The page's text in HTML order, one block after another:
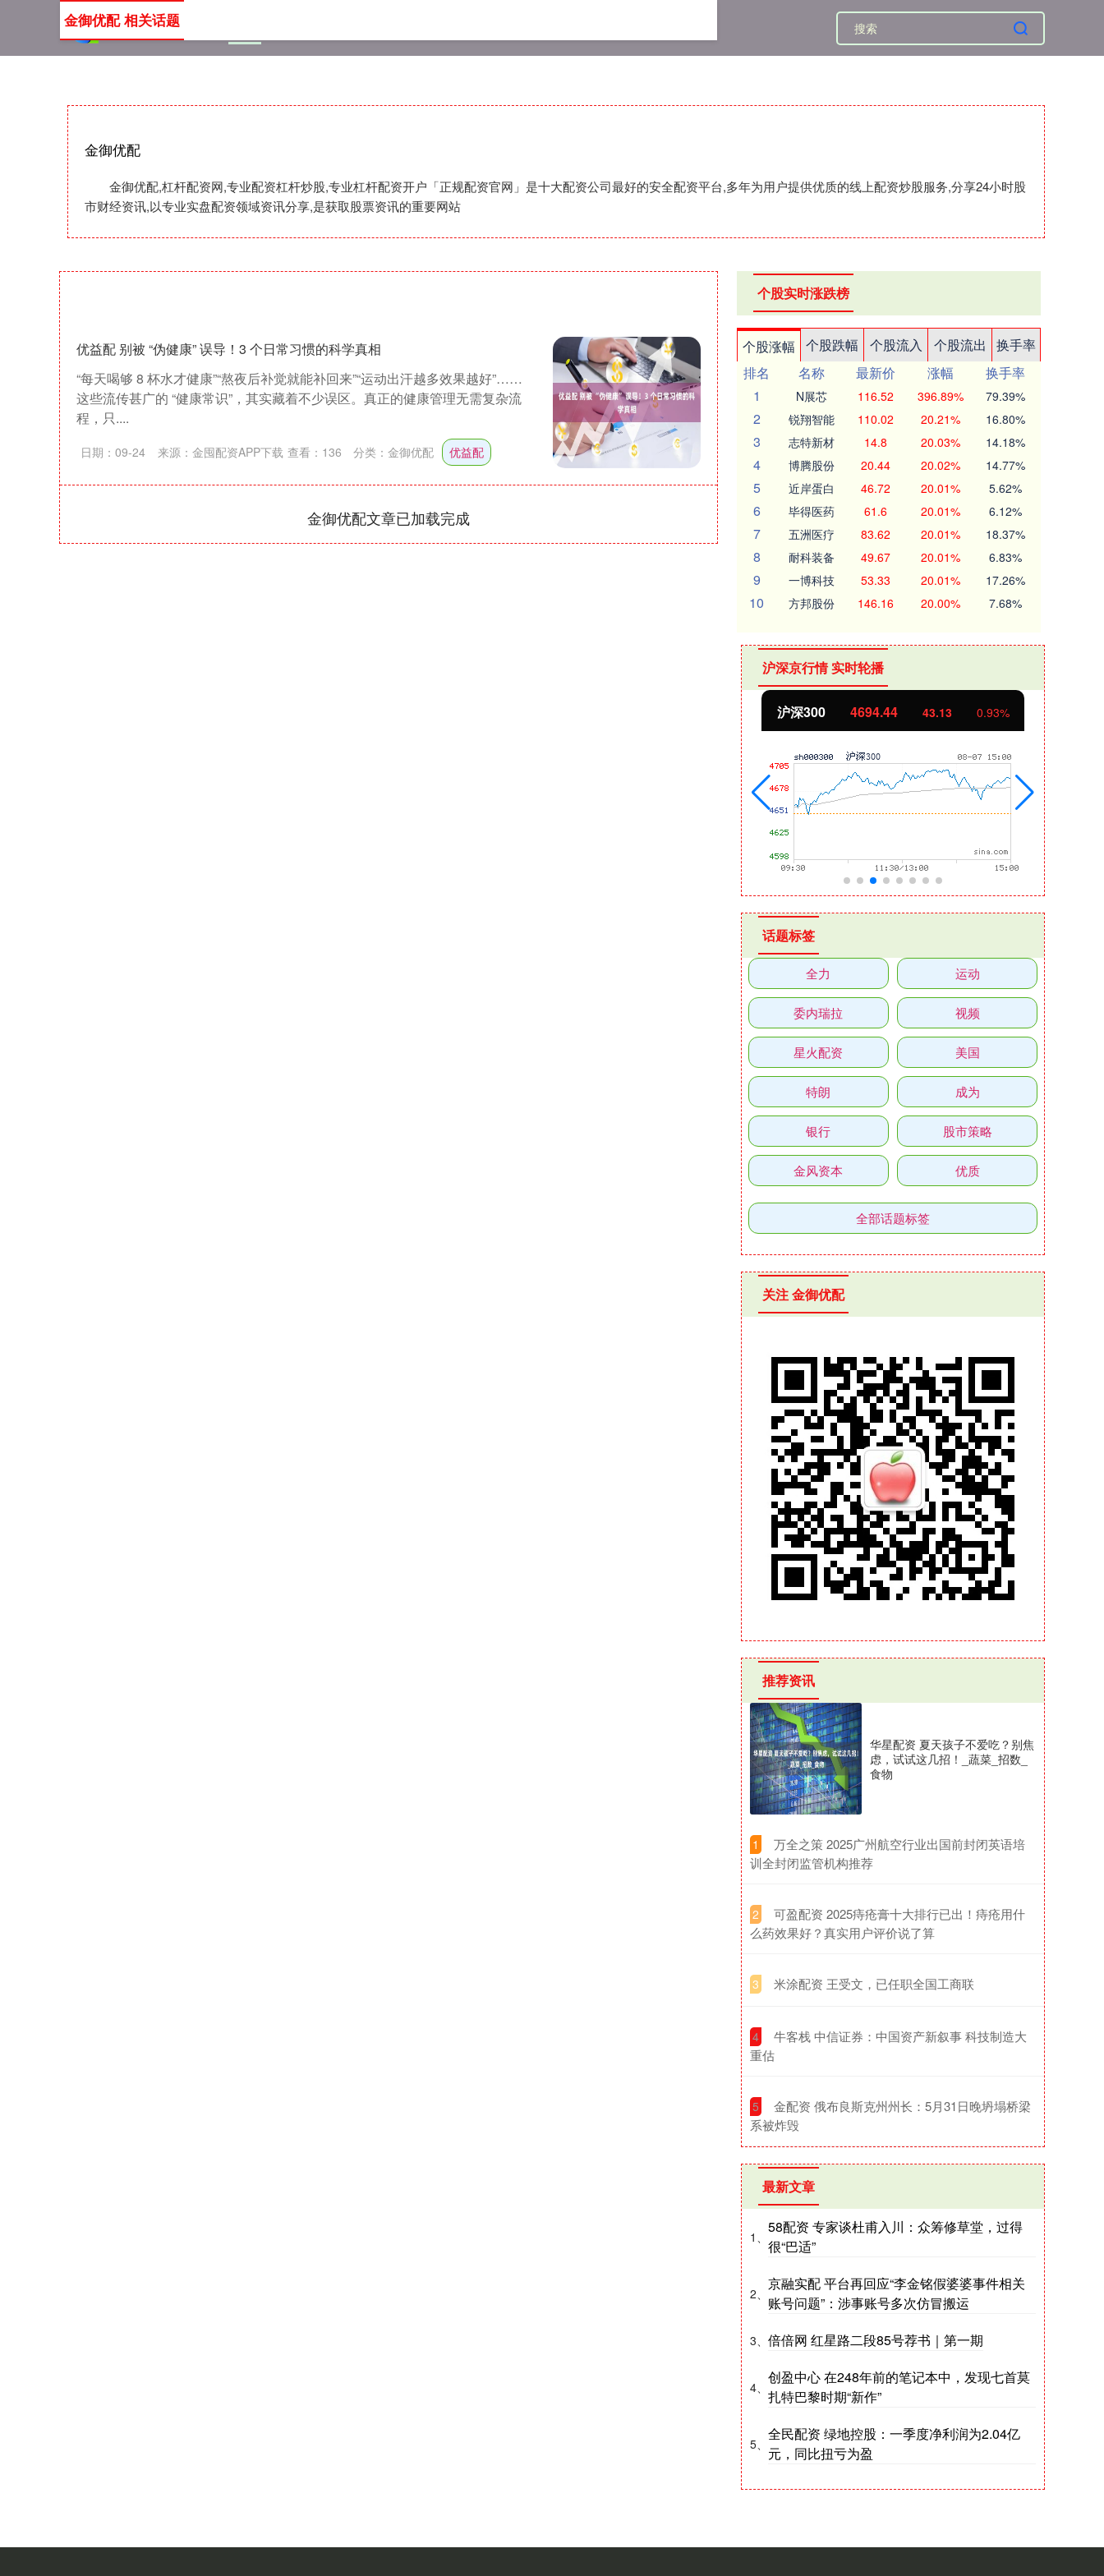
金御优配
金御优配,杠杆配资网,专业配资杠杆炒股,专业杠杆配资开户「正规配资官网」是十大配资公司最好的安全配资平台,多年为用户提供优质的线上配资炒股服务,分享24小时股
市财经资讯,以专业实盘配资领域资讯分享,是获取股票资讯的重要网站
金御优配 相关话题
优益配 别被 “伪健康” 误导！3 个日常习惯的科学真相
“每天喝够 8 杯水才健康”“熬夜后补觉就能补回来”“运动出汗越多效果越好”……
这些流传甚广的 “健康常识”，其实藏着不少误区。真正的健康管理无需复杂流
程，只....
日期：09-24 来源：金囤配资APP下载 查看： 136 分类： 金御优配 优益配
金御优配文章已加载完成
个股实时涨跌榜
个股涨幅 个股跌幅 个股流入 个股流出
换手率
排名
名称 最新价 涨幅
换手率
1
N展芯 116.52 396.89% 79.39%
2 锐翔智能 110.02 20.21% 16.80%
3 志特新材 14.8 20.03% 14.18%
4 博腾股份 20.44 20.02% 14.77%
5 近岸蛋白 46.72 20.01% 5.62%
6 毕得医药 61.6 20.01% 6.12%
7 五洲医疗 83.62 20.01% 18.37%
8 耐科装备 49.67 20.01% 6.83%
9 一博科技 53.33 20.01% 17.26%
10 方邦股份 146.16 20.00% 7.68%
沪深京行情 实时轮播
沪深300 4694.44 43.13 0.93%
话题标签
全力 运动
委内瑞拉 视频
星火配资 美国
特朗 成为
银行 股市策略
金风资本 优质
全部话题标签
关注 金御优配
推荐资讯
华星配资 夏天孩子不爱吃？别焦
虑，试试这几招！_蔬菜_招数_
食物
1
​万全之策 2025广州航空行业出国前封闭英语培
训全封闭监管机构推荐
2
​可盈配资 2025痔疮膏十大排行已出！痔疮用什
么药效果好？真实用户评价说了算
3 ​米涂配资 王受文，已任职全国工商联
4
​牛客栈 中信证券：中国资产新叙事 科技制造大
重估
5
​金配资 俄布良斯克州州长：5月31日晚坍塌桥梁
系被炸毁
最新文章
1、
58配资 专家谈杜甫入川：众筹修草堂，过得
很“巴适”
2、
京融实配 平台再回应“李金铭假婆婆事件相关
账号问题”：涉事账号多次仿冒搬运
3、 倍倍网 红星路二段85号荐书｜第一期
4、
创盈中心 在248年前的笔记本中，发现七首莫
扎特巴黎时期“新作”
5、
全民配资 绿地控股：一季度净利润为2.04亿
元，同比扭亏为盈